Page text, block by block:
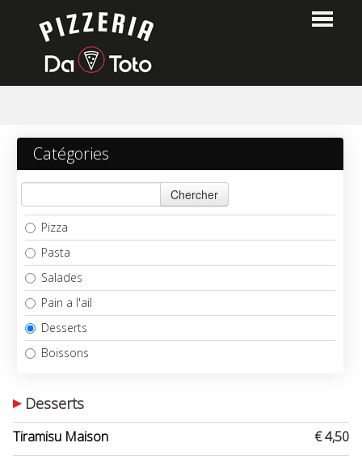
Commander
Menu
Login
Contact
Catégories
Chercher
Pizza
Pasta
Salades
Pain a l'ail
Desserts
Boissons
Desserts
Tiramisu Maison
€ 4,50